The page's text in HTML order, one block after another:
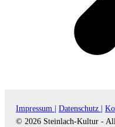
Impressum | Datenschutz |
© 2026 Steinlach-Kultur -